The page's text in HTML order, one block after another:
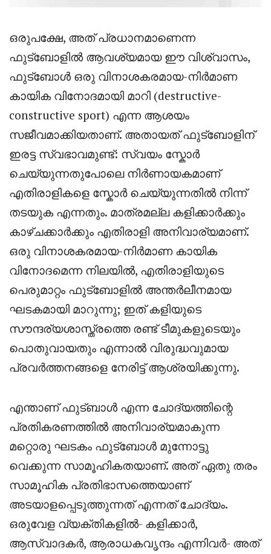
ഒരുപക്ഷേ, അത് പ്രധാനമാണെന്ന
ഫുട്‌ബോളിൽ ആവശ്യമായ ഈ വിശ്വാസം,
ഫുട്‌ബോൾ ഒരു വിനാശകരമായ-നിർമാണ
കായിക വിനോദമായി മാറി (destructive-
constructive sport) എന്ന ആശയം
സജീവമാക്കിയതാണ്. അതായത് ഫുട്ബോളിന്
ഇരട്ട സ്വഭാവമുണ്ട്: സ്വയം സ്കോർ
ചെയ്യുന്നതുപോലെ നിർണായകമാണ്
എതിരാളികളെ സ്കോർ ചെയ്യുന്നതിൽ നിന്ന്
തടയുക എന്നതും. മാത്രമല്ല കളിക്കാർക്കും
കാഴ്ചക്കാർക്കും എതിരാളി അനിവാര്യമാണ്.
ഒരു വിനാശകരമായ-നിർമാണ കായിക
വിനോദമെന്ന നിലയിൽ, എതിരാളിയുടെ
പെരുമാറ്റം ഫുട്ബോളിൽ അന്തർലീനമായ
ഘടകമായി മാറുന്നു; ഇത് കളിയുടെ
സൗന്ദര്യശാസ്ത്രത്തെ രണ്ട് ടീമുകളുടെയും
പൊതുവായതും എന്നാൽ വിരുദ്ധവുമായ
പ്രവർത്തനങ്ങളെ നേരിട്ട് ആശ്രയിക്കുന്നു.
എന്താണ് ഫുട്ബാൾ എന്ന ചോദ്യത്തിന്റെ
പ്രതികരണത്തിൽ അനിവാര്യമാകുന്ന
മറ്റൊരു ഘടകം ഫുട്ബോൾ മുന്നോട്ടു
വെക്കുന്ന സാമൂഹികതയാണ്. അത് ഏതു തരം
സാമൂഹിക പ്രതിഭാസത്തെയാണ്
അടയാളപ്പെടുത്തുന്നത് എന്നത് ചോദ്യം.
ഒരുവേള വ്യക്തികളിൽ- കളിക്കാർ,
ആസ്വാദകർ, ആരാധകവൃന്ദം എന്നിവർ- അത്